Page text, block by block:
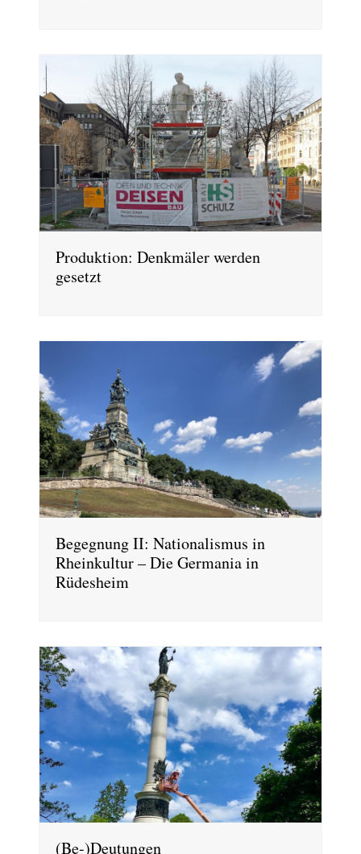
Produktion: Denkmäler werden
gesetzt
Begegnung II: Nationalismus in
Rheinkultur – Die Germania in
Rüdesheim
(Be-)Deutungen